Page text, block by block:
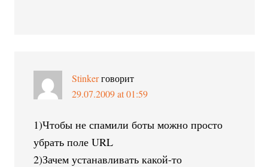
Stinkerговорит
29.07.2009 at 01:59
1)Чтобы не спамили боты можно просто
убрать поле URL
2)Зачем устанавливать какой-то